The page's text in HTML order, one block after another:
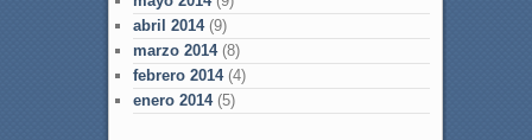
abril 2014(9)
marzo 2014(8)
febrero 2014(4)
enero 2014(5)